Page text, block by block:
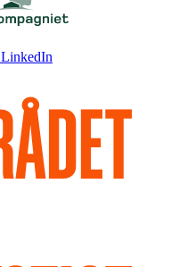
LinkedIn